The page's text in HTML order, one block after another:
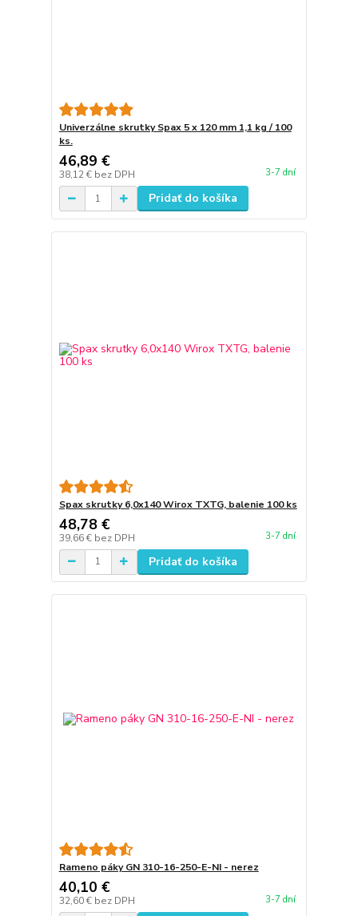
Univerzálne skrutky Spax 5 x 120 mm 1,1 kg / 100
ks.
46,89 €
38,12 € bez DPH 3-7 dní
Pridať do košíka
Spax skrutky 6,0x140 Wirox TXTG, balenie 100 ks
48,78 €
39,66 € bez DPH 3-7 dní
Pridať do košíka
Rameno páky GN 310-16-250-E-NI - nerez
40,10 €
32,60 € bez DPH 3-7 dní